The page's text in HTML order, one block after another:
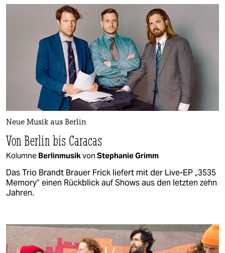
Neue Musik aus Berlin
Von Berlin bis Caracas
Kolumne Berlinmusikvon Stephanie Grimm
Das Trio Brandt Brauer Frick liefert mit der Live-EP „3535
Memory“ einen Rückblick auf Shows aus den letzten zehn
Jahren.